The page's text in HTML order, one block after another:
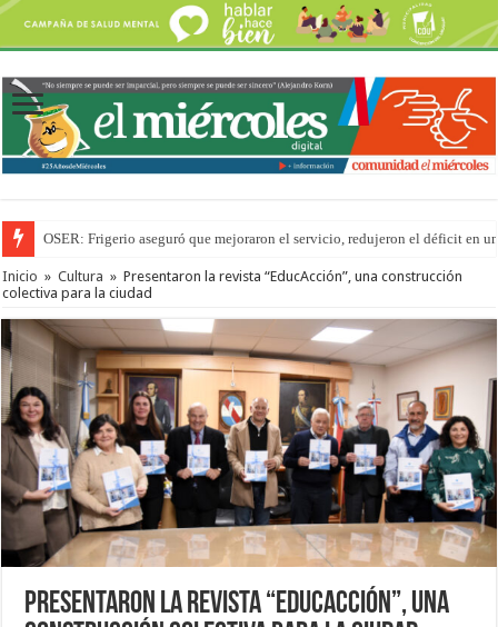
OSER: Frigerio aseguró que mejoraron el servicio, redujeron el déficit en
Por primera vez hicieron una cirugía de reconstrucción torácica en el
Inicio » Cultura » Presentaron la revista “EducAcción”, una construcción
colectiva para la ciudad
Presentaron la revista “EducAcción”, una